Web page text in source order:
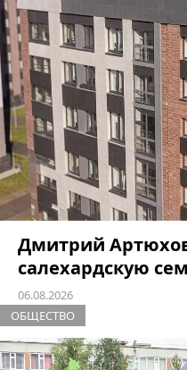
Дмитрий
салехардскую
06.08.2026
ОБЩЕСТВО